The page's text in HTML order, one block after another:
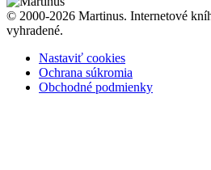
© 2000-2026 Martinus. Internetové
vyhradené.
Nastaviť cookies
Ochrana súkromia
Obchodné podmienky